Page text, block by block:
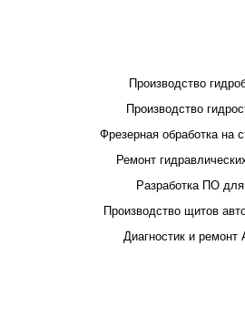
Производство
Производство
Фрезерная обработка на
Ремонт
Разработка ПО
Производство щитов
Диагностик и